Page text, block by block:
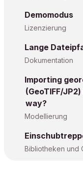
Demomodus
Lizenzierung
Lange
Dokumentation
Importing
(GeoTIFF/
way?
Modellierung
Bibliotheken und